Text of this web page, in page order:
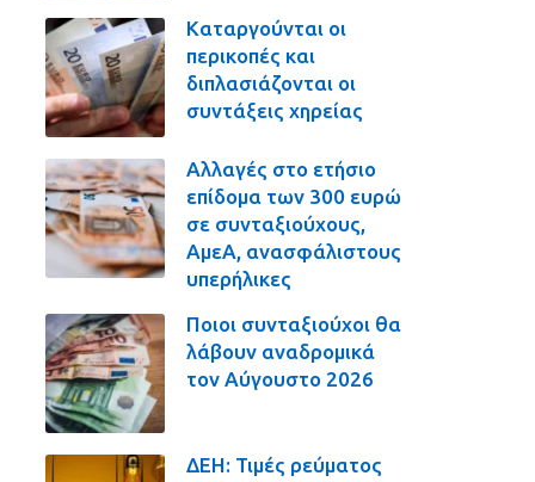
Καταργούνται οι
περικοπές και
διπλασιάζονται οι
συντάξεις χηρείας
Αλλαγές στο ετήσιο
επίδομα των 300 ευρώ
σε συνταξιούχους,
ΑμεΑ, ανασφάλιστους
υπερήλικες
Ποιοι συνταξιούχοι θα
λάβουν αναδρομικά
τον Αύγουστο 2026
ΔΕΗ: Τιμές ρεύματος